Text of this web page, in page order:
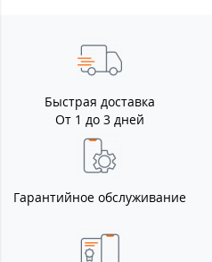
Быстрая доставка
От 1 до 3 дней
Гарантийное обслуживание